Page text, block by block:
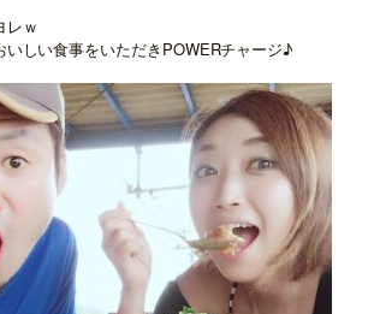
レｗ
いしい食事をいただきPOWERチャージ♪